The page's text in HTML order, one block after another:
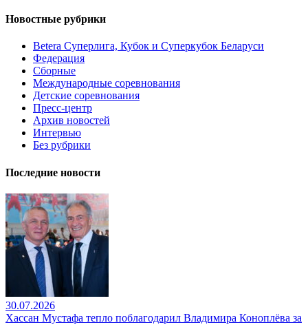
Новостные рубрики
Betera Суперлига, Кубок и Суперкубок Беларуси
Федерация
Сборные
Международные соревнования
Детские соревнования
Пресс-центр
Архив новостей
Интервью
Без рубрики
Последние новости
30.07.2026
Хассан Мустафа тепло поблагодарил Владимира Коноплёва за